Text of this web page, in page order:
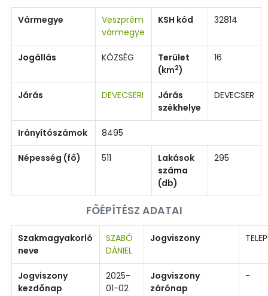
Vármegye
Veszprém
vármegye
KSH kód 32814
Jogállás KÖZSÉG
Terület
(km2)
16
Járás DEVECSERI
Járás
székhelye
DEVECSER
Irányítószámok 8495
Népesség (fő) 511
Lakások
száma
(db)
295
FŐÉPÍTÉSZ ADATAI
Szakmagyakorló
neve
SZABÓ
DÁNIEL
Jogviszony
Jogviszony
kezdőnap
2025-
01-02
Jogviszony
zárónap
-